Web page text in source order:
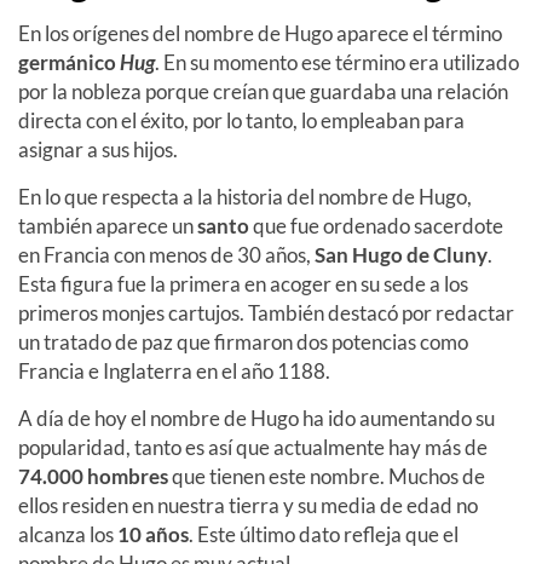
En los orígenes del nombre de Hugo aparece el término
germánicoHug. En su momento ese término era utilizado
por la nobleza porque creían que guardaba una relación
directa con el éxito, por lo tanto, lo empleaban para
asignar a sus hijos.
En lo que respecta a la historia del nombre de Hugo,
también aparece unsantoque fue ordenado sacerdote
en Francia con menos de 30 años,San Hugo de Cluny.
Esta figura fue la primera en acoger en su sede a los
primeros monjes cartujos. También destacó por redactar
un tratado de paz que firmaron dos potencias como
Francia e Inglaterra en el año 1188.
A día de hoy el nombre de Hugo ha ido aumentando su
popularidad, tanto es así que actualmente hay más de
74.000 hombresque tienen este nombre. Muchos de
ellos residen en nuestra tierra y su media de edad no
alcanza los10 años. Este último dato refleja que el